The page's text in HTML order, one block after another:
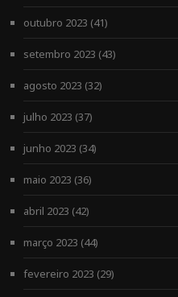
outubro 2023 (41)
setembro 2023 (43)
agosto 2023 (32)
julho 2023 (37)
junho 2023 (34)
maio 2023 (36)
abril 2023 (42)
março 2023 (44)
fevereiro 2023 (29)